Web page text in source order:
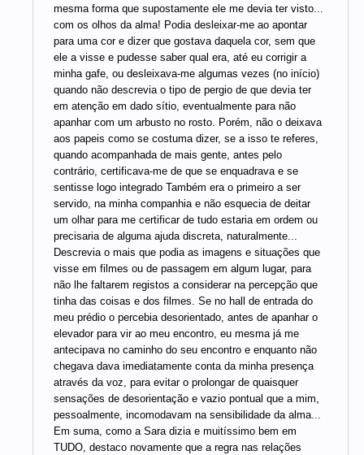
mesma forma que supostamente ele me devia ter visto...
com os olhos da alma! Podia desleixar-me ao apontar
para uma cor e dizer que gostava daquela cor, sem que
ele a visse e pudesse saber qual era, até eu corrigir a
minha gafe, ou desleixava-me algumas vezes (no início)
quando não descrevia o tipo de pergio de que devia ter
em atenção em dado sítio, eventualmente para não
apanhar com um arbusto no rosto. Porém, não o deixava
aos papeis como se costuma dizer, se a isso te referes,
quando acompanhada de mais gente, antes pelo
contrário, certificava-me de que se enquadrava e se
sentisse logo integrado Também era o primeiro a ser
servido, na minha companhia e não esquecia de deitar
um olhar para me certificar de tudo estaria em ordem ou
precisaria de alguma ajuda discreta, naturalmente...
Descrevia o mais que podia as imagens e situações que
visse em filmes ou de passagem em algum lugar, para
não lhe faltarem registos a considerar na percepção que
tinha das coisas e dos filmes. Se no hall de entrada do
meu prédio o percebia desorientado, antes de apanhar o
elevador para vir ao meu encontro, eu mesma já me
antecipava no caminho do seu encontro e enquanto não
chegava dava imediatamente conta da minha presença
através da voz, para evitar o prolongar de quaisquer
sensações de desorientação e vazio pontual que a mim,
pessoalmente, incomodavam na sensibilidade da alma...
Em suma, como a Sara dizia e muitíssimo bem em
TUDO, destaco novamente que a regra nas relações